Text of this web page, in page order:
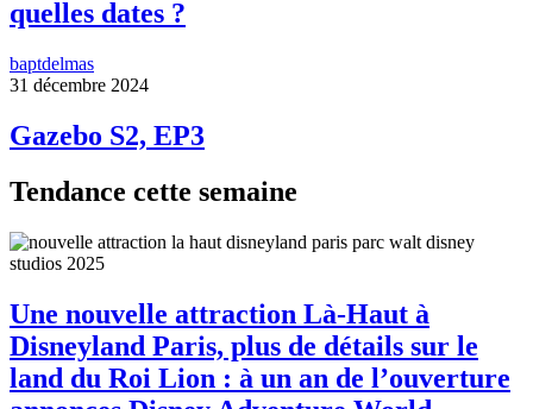
quelles dates ?
baptdelmas
31 décembre 2024
Gazebo S2, EP3
Tendance cette semaine
Une nouvelle attraction Là-Haut à
Disneyland Paris, plus de détails sur le
land du Roi Lion : à un an de l’ouverture